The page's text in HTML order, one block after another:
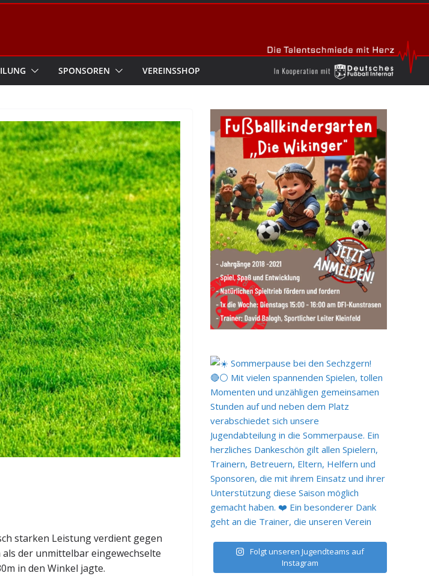
SPONSOREN VEREINSSHOP
starken Leistung verdient gegen
als der unmittelbar eingewechselte
in den Winkel jagte.
Folgt unseren Jugendteams auf
Instagram